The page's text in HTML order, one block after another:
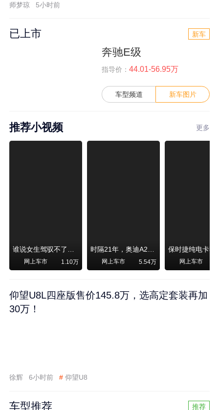
师梦琼 5小时前
已上市 新车
奔驰E级
指导价： 44.01-56.95万
车型频道 新车图片
推荐小视频 更多
谁说女生驾驭不了大SUV？看我开问界M6驰骋坝上草原！
网上车市 1.10万
时隔21年，奥迪A2强势归来！
网上车市 5.54万 网上车市
仰望U8L四座版售价145.8万，选高定套装再加
30万！
徐辉 6小时前 # 仰望U8
车型推荐 推荐